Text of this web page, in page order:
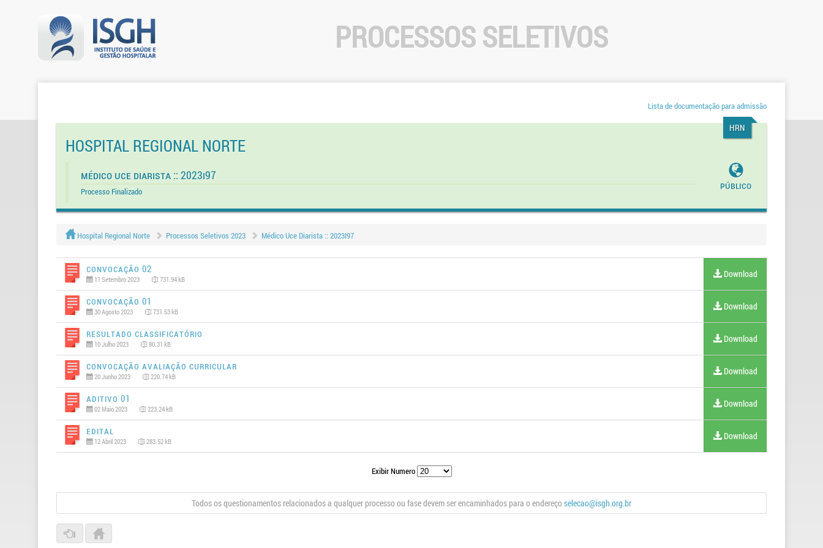
PROCESSOS SELETIVOS
Lista de documentação para admissão
HOSPITAL REGIONAL NORTE
Médico Uce Diarista :: 2023I97
Processo Finalizado Público
HRN
Hospital Regional Norte Processos Seletivos 2023 Médico Uce Diarista :: 2023I97
Convocação 02
11 Setembro 2023 731.94 kB Download
Convocação 01
30 Agosto 2023 731.53 kB Download
Resultado Classificatório
10 Julho 2023 80.31 kB Download
Convocação Avaliação Curricular
20 Junho 2023 220.74 kB Download
Aditivo 01
02 Maio 2023 223.24 kB Download
Edital
12 Abril 2023 283.52 kB Download
Exibir Numero
Todos os questionamentos relacionados a qualquer processo ou fase devem ser encaminhados para o endereçoselecao@isgh.org.br